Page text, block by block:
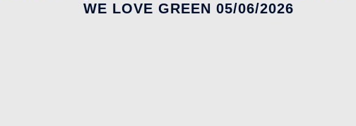
WE LOVE GREEN 05/06/2026